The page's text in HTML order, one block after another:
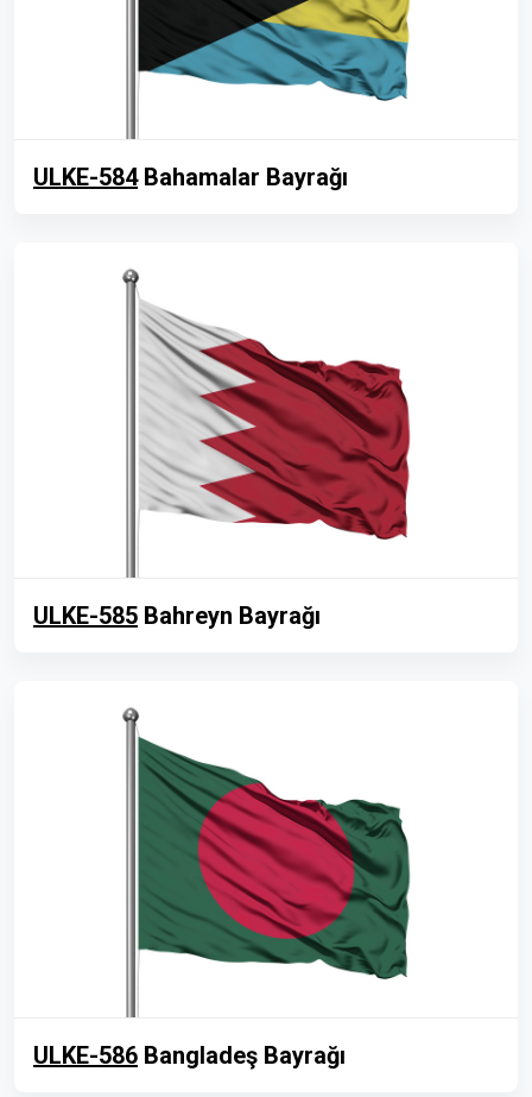
ULKE-584Bahamalar Bayrağı
ULKE-585 Bahreyn Bayrağı
ULKE-586 Bangladeş Bayrağı